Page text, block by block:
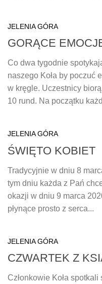
JELENIA GÓRA
GORĄCE
Co dwa tygodnie
naszego Koła by poczuć
w kręgle. Uczestnicy
10 rund. Na początku
JELENIA GÓRA
ŚWIĘTO KOBIET
Tradycyjnie w dniu 8
tym dniu każda z Pań
okazji w dniu 9 marca
płynące prosto z serca...
JELENIA GÓRA
CZWARTEK Z
Członkowie Koła